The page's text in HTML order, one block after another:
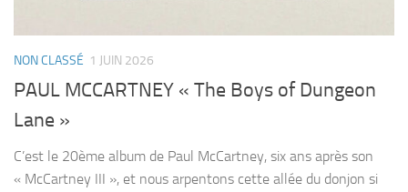
NON CLASSÉ 1 JUIN 2026
PAUL MCCARTNEY « The Boys of Dungeon
Lane »
C’est le 20ème album de Paul McCartney, six ans après son
« McCartney III », et nous arpentons cette allée du donjon si